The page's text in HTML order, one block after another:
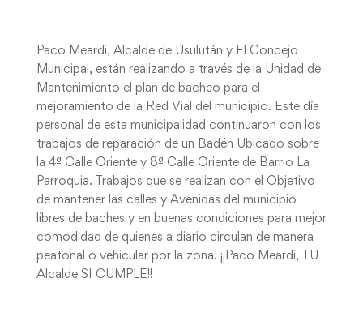
Paco Meardi, Alcalde de Usulután y El Concejo
Municipal, están realizando a través de la Unidad de
Mantenimiento el plan de bacheo para el
mejoramiento de la Red Vial del municipio. Este día
personal de esta municipalidad continuaron con los
trabajos de reparación de un Badén Ubicado sobre
la 4ª Calle Oriente y 8ª Calle Oriente de Barrio La
Parroquia. Trabajos que se realizan con el Objetivo
de mantener las calles y Avenidas del municipio
libres de baches y en buenas condiciones para mejor
comodidad de quienes a diario circulan de manera
peatonal o vehicular por la zona. ¡¡Paco Meardi, TU
Alcalde SI CUMPLE!!